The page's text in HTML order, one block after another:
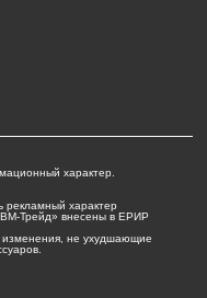
характер.
характер
Трейд» внесены в ЕРИР
изменения, не ухудшающие